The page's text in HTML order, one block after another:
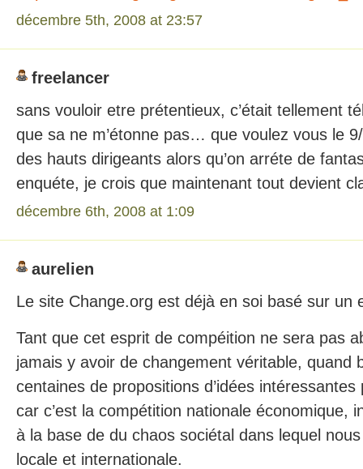
décembre 5th, 2008 at 23:57
freelancer
sans vouloir etre prétentieux, c’était tellement
que sa ne m’étonne pas… que voulez vous le
des hauts dirigeants alors qu’on arréte de
enquéte, je crois que maintenant tout devient
décembre 6th, 2008 at 1:09
aurelien
Le site Change.org est déjà en soi basé sur un
Tant que cet esprit de compéition ne sera pas
jamais y avoir de changement véritable, quand
centaines de propositions d’idées
car c’est la compétition nationale économique,
à la base de du chaos sociétal dans lequel nous
locale et internationale.